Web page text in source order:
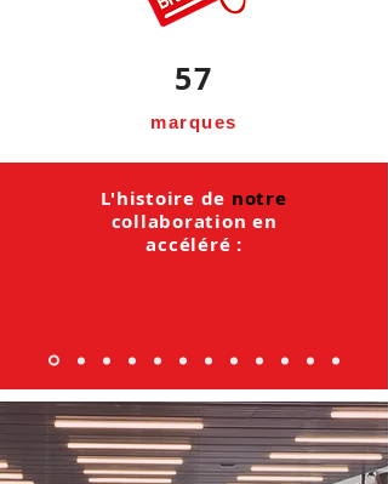
57
marques
L'histoire de notre
collaboration en
accéléré :